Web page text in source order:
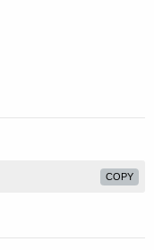
COPY